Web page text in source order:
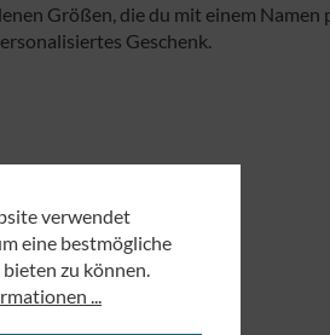
Größen, die du mit einem Namen
Geschenk.
verwendet
eine bestmögliche
zu können.
...